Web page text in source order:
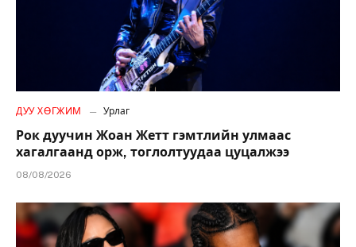
ДУУ ХӨГЖИМ Урлаг
Рок дуучин Жоан Жетт гэмтлийн улмаас
хагалгаанд орж, тоглолтуудаа цуцалжээ
08/08/2026